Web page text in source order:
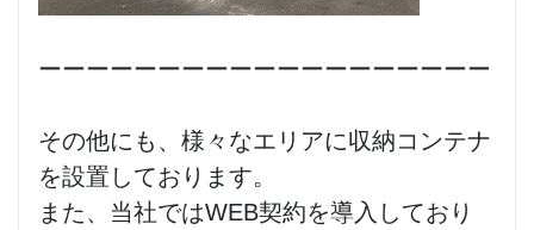
ーーーーーーーーーーーーーーーーーーー
その他にも、様々なエリアに収納コンテナ
を設置しております。
また、当社ではWEB契約を導入しており